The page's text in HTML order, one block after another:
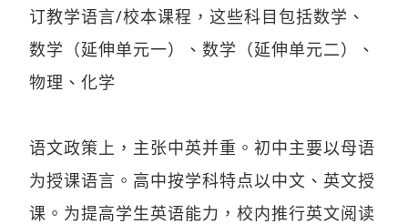
订教学语言/校本课程，这些科目包括数学、
数学（延伸单元一）、数学（延伸单元二）、
物理、化学
语文政策上，主张中英并重。初中主要以母语
为授课语言。高中按学科特点以中文、英文授
课。为提高学生英语能力，校内推行英文阅读